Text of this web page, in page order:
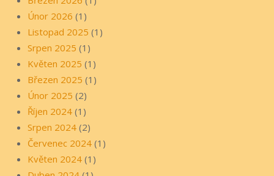
Únor 2026 (1)
Listopad 2025 (1)
Srpen 2025 (1)
Květen 2025 (1)
Březen 2025 (1)
Únor 2025 (2)
Říjen 2024 (1)
Srpen 2024 (2)
Červenec 2024 (1)
Květen 2024 (1)